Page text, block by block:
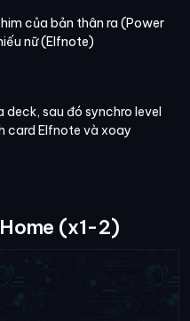
của bản thân ra (Power
nữ (Elfnote)
deck, sau đó synchro level
card Elfnote và xoay
(x1-2)